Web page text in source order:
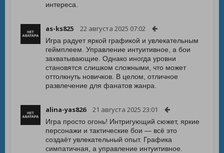
интереса.
as-ks825 22 августа 2025 07:02
Игра радует яркой графикой и увлекательным
геймплеем. Управление интуитивное, а бои
захватывающие. Однако иногда уровни
становятся слишком сложными, что может
оттолкнуть новичков. В целом, отличное
развлечение для фанатов жанра.
alina-yas826 21 августа 2025 23:01
Игра просто огонь! Интригующий сюжет, яркие
персонажи и тактические бои — всё это
создаёт увлекательный опыт. Графика
симпатичная, а управление интуитивное.